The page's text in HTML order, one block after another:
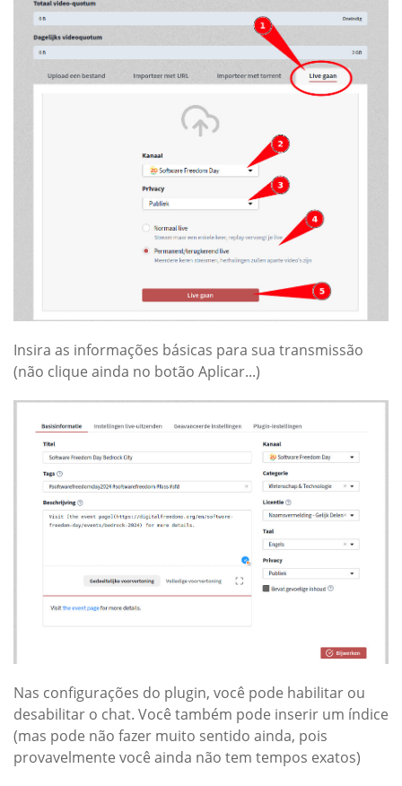
Insira as informações básicas para sua transmissão
(não clique ainda no botão Aplicar...)
Nas configurações do plugin, você pode habilitar ou
desabilitar o chat. Você também pode inserir um índice
(mas pode não fazer muito sentido ainda, pois
provavelmente você ainda não tem tempos exatos)